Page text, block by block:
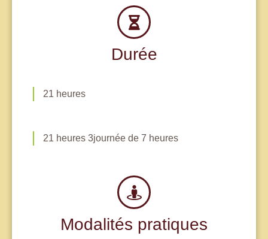
Durée
21 heures
21 heures 3journée de 7 heures
Modalités pratiques